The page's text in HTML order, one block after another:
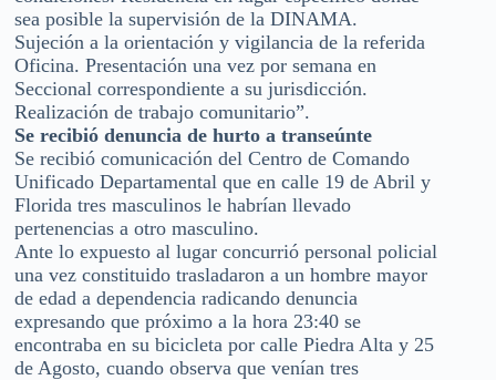
sea posible la supervisión de la DINAMA.
Sujeción a la orientación y vigilancia de la referida
Oficina. Presentación una vez por semana en
Seccional correspondiente a su jurisdicción.
Realización de trabajo comunitario”.
Se recibió denuncia de hurto a transeúnte
Se recibió comunicación del Centro de Comando
Unificado Departamental que en calle 19 de Abril y
Florida tres masculinos le habrían llevado
pertenencias a otro masculino.
Ante lo expuesto al lugar concurrió personal policial
una vez constituido trasladaron a un hombre mayor
de edad a dependencia radicando denuncia
expresando que próximo a la hora 23:40 se
encontraba en su bicicleta por calle Piedra Alta y 25
de Agosto, cuando observa que venían tres